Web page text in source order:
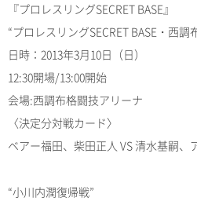
『プロレスリングSECRET BASE』
“プロレスリングSECRET BASE・西調
日時：2013年3月10日（日）
12:30開場/13:00開始
会場:西調布格闘技アリーナ
〈決定分対戦カード〉
ベアー福田、柴田正人 VS 清水基嗣、
“小川内潤復帰戦”